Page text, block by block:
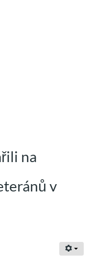
na
v